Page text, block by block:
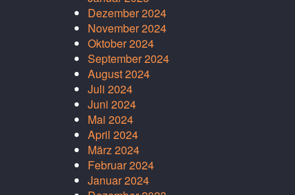
Dezember 2024
November 2024
Oktober 2024
September 2024
August 2024
Juli 2024
Juni 2024
Mai 2024
April 2024
März 2024
Februar 2024
Januar 2024